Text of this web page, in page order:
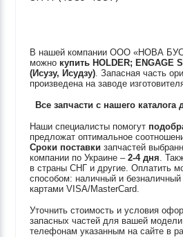
В нашей компании ООО «НОВА
можно купить HOLDER; ENGAGE
(Исузу, Исудзу). Запасная часть
произведена на заводе
Все запчасти с нашего каталога
Наши специалисты помогут
предложат оптимальное
Сроки поставки запчастей
компании по Украине –2-4 дня.
в страны СНГ и другие. Оплатить
способом: наличный и безналичный
картами VISA/MasterCard.
Уточнить стоимость и условия
запасных частей для вашей
телефонам указанным на сайте в